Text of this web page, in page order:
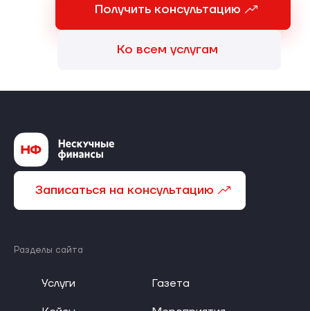
Получить консультацию
Ко всем услугам
Записаться на консультацию
Разделы сайта
Услуги Газета